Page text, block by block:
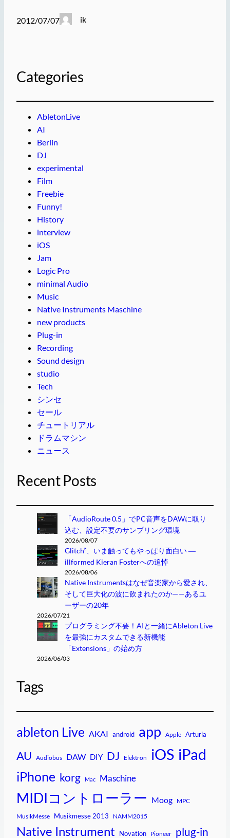
2012/07/07 ik
Categories
AbletonLive
AI
Berlin
DJ
experimental
Film
Freebie
Funny!
History
interview
iOS
Jam
Logic Pro
minimal Audio
Music
Native Instruments Maschine
new products
Plug-in
Recording
Sound design
studio
Tech
シンセ
セール
チュートリアル
ドラムマシン
ニュース
Recent Posts
「AudioRoute 0.5」でPC音声をDAWに取り
込む、設定不要のサンプリング環境
2026/08/07
Glitch²、いま触ってもやっぱり面白い ―
illformed Kieran Fosterへの追悼
2026/08/06
Native Instrumentsはなぜ音楽家から愛され、
そして巨大化の波に飲まれたのか——あるユ
ーザーの20年
2026/07/21
プログラミング不要！AIと一緒にAbleton Live
を最強にカスタムできる新機能
「Extensions」の始め方
2026/06/03
Tags
ableton Live AKAI android app Apple Arturia
AU Audiobus DAW DIY DJ Elektron iOS iPad
iPhone korg Mac Maschine
MIDIコントローラー Moog MPC
MusikMesse Musikmesse 2013 NAMM2015
Native Instrument Novation Pioneer plug-in